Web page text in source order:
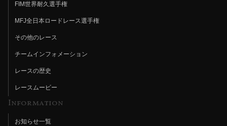
FIM世界耐久選手権
MFJ全日本ロードレース選手権
その他のレース
チームインフォメーション
レースの歴史
レースムービー
Information
お知らせ一覧